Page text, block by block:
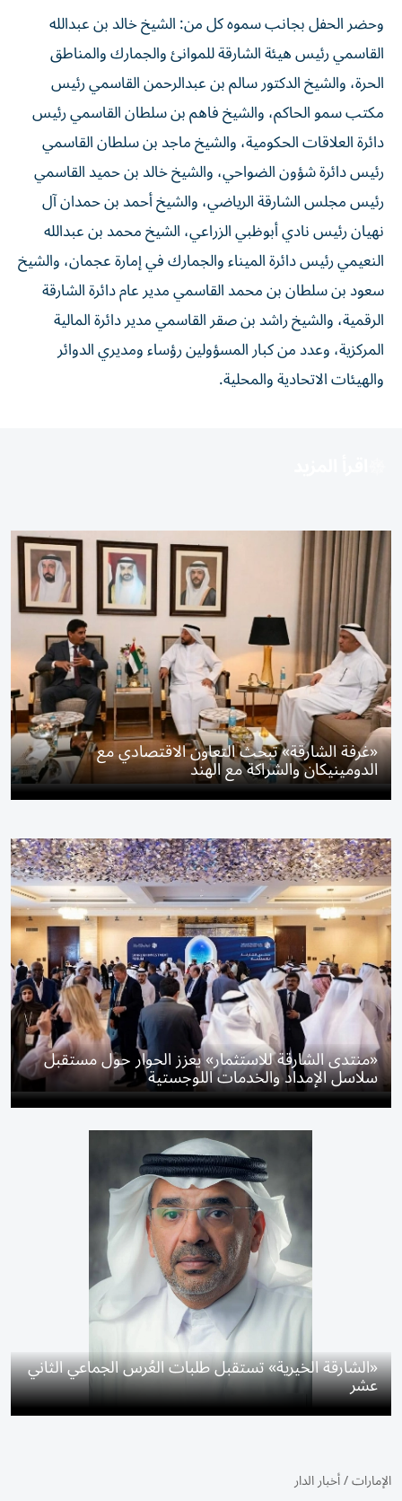
وحضر الحفل بجانب سموه كل من: الشيخ خالد بن عبدالله
القاسمي رئيس هيئة الشارقة للموانئ والجمارك والمناطق
الحرة، والشيخ الدكتور سالم بن عبدالرحمن القاسمي رئيس
مكتب سمو الحاكم، والشيخ فاهم بن سلطان القاسمي رئيس
دائرة العلاقات الحكومية، والشيخ ماجد بن سلطان القاسمي
رئيس دائرة شؤون الضواحي، والشيخ خالد بن حميد القاسمي
رئيس مجلس الشارقة الرياضي، والشيخ أحمد بن حمدان آل
نهيان رئيس نادي أبوظبي الزراعي، الشيخ محمد بن عبدالله
النعيمي رئيس دائرة الميناء والجمارك في إمارة عجمان، والشيخ
سعود بن سلطان بن محمد القاسمي مدير عام دائرة الشارقة
الرقمية، والشيخ راشد بن صقر القاسمي مدير دائرة المالية
المركزية، وعدد من كبار المسؤولين رؤساء ومديري الدوائر
والهيئات الاتحادية والمحلية.
«غرفة الشارقة» تبحث التعاون الاقتصادي مع
الدومينيكان والشراكة مع الهند
«منتدى الشارقة للاستثمار» يعزز الحوار حول مستقبل
سلاسل الإمداد والخدمات اللوجستية
«الشارقة الخيرية» تستقبل طلبات العُرس الجماعي الثاني
عشر
الإمارات/أخبار الدار